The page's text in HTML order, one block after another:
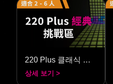
220 Plus 클래식 챌린지
상세 보기 >